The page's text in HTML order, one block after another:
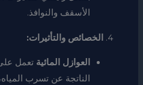
الأسقف والنوافذ.
الخصائص والتأثيرات:
العوازل المائية تعمل
الناتجة عن تسرب